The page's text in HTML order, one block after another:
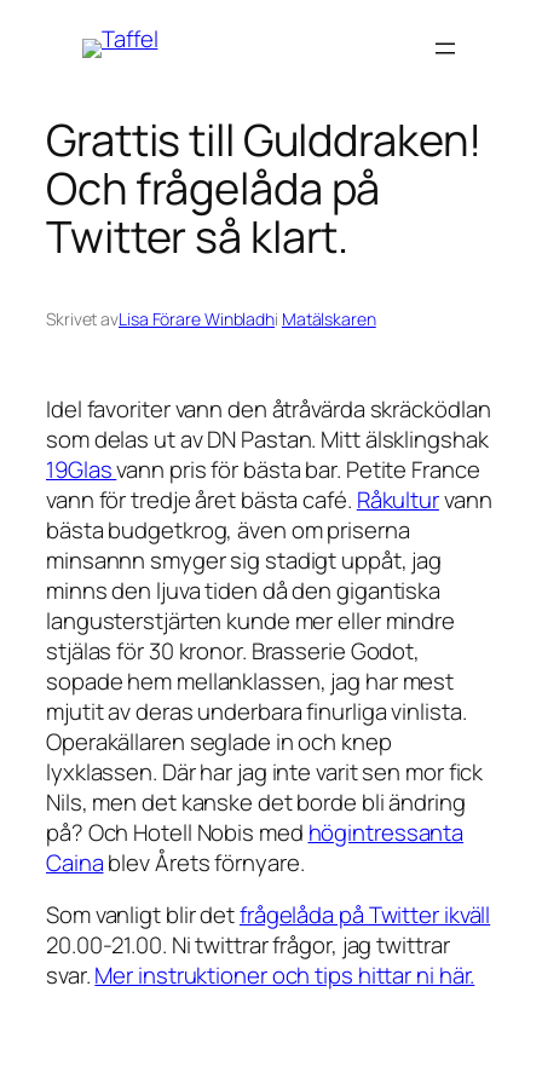
Grattis till Gulddraken!
Och frågelåda på
Twitter så klart.
Skrivet avLisa Förare Winbladhi Matälskaren
Idel favoriter vann den åtråvärda skräcködlan
som delas ut av DN Pastan. Mitt älsklingshak
19Glasvann pris för bästa bar. Petite France
vann för tredje året bästa café. Råkulturvann
bästa budgetkrog, även om priserna
minsannn smyger sig stadigt uppåt, jag
minns den ljuva tiden då den gigantiska
langusterstjärten kunde mer eller mindre
stjälas för 30 kronor. Brasserie Godot,
sopade hem mellanklassen, jag har mest
mjutit av deras underbara finurliga vinlista.
Operakällaren seglade in och knep
lyxklassen. Där har jag inte varit sen mor fick
Nils, men det kanske det borde bli ändring
på? Och Hotell Nobis med högintressanta
Cainablev Årets förnyare.
Som vanligt blir detfrågelåda på Twitter ikväll
20.00-21.00. Ni twittrar frågor, jag twittrar
svar.Mer instruktioner och tips hittar ni här.